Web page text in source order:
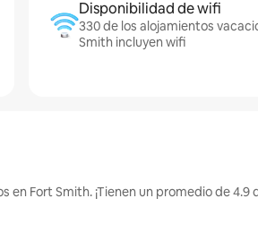
Disponibilidad de wifi
330 de los alojamientos
Smith incluyen wifi
Fort Smith. ¡Tienen un promedio de 4.9